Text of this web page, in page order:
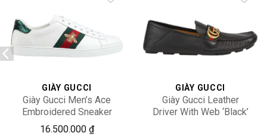
Add to
wishlist
GIÀY GUCCI
Giày Gucci Men’s Ace
Embroidered Sneaker
‎429446-02JP0-9064
16.500.000 ₫
Add to
wishlist
GIÀY GUCCI
Giày Gucci Leather
Driver With Web ‘Black’